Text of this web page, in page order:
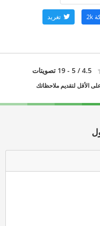
2k تغريد
4.5 / 5 - 19 تصويتات
الأقل لتقديم ملاحظاتك